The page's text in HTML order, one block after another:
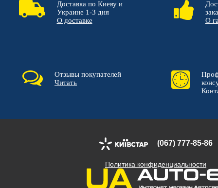
Доставка по Киеву и
Украине 1-3 дня
О доставке
О
Отзывы покупателей
Читать
(067) 777-85-86
Политика конфиденциальности